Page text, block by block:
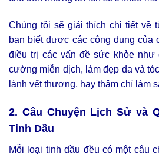
Chúng tôi sẽ giải thích chi tiết về
bạn biết được các công dụng của
điều trị các vấn đề sức khỏe như
cường miễn dịch, làm đẹp da và
lành vết thương, hay thậm chí làm
2. Câu Chuyện Lịch Sử và
Tinh Dầu
Mỗi loại tinh dầu đều có một câu